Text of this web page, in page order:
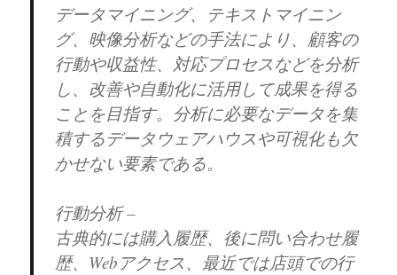
データマイニング、テキストマイニン
グ、映像分析などの手法により、顧客の
行動や収益性、対応プロセスなどを分析
し、改善や自動化に活用して成果を得る
ことを目指す。分析に必要なデータを集
積するデータウェアハウスや可視化も欠
かせない要素である。
行動分析 –
古典的には購入履歴、後に問い合わせ履
歴、Webアクセス、最近では店頭での行